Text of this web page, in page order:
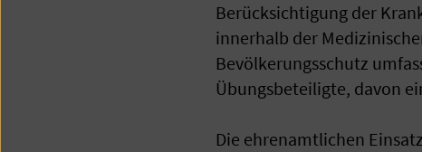
Berücksichtigung der
innerhalb der
Bevölkerungsschutz
Übungsbeteiligte, davon
Die ehrenamtlichen